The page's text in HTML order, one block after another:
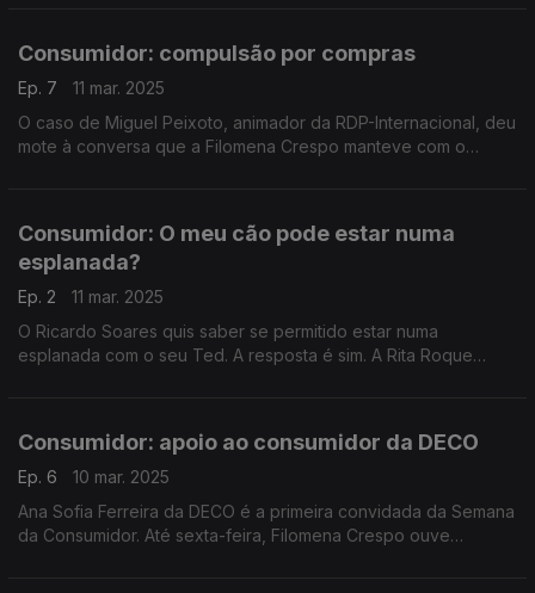
Consumidor: compulsão por compras
Ep. 7
11 mar. 2025
O caso de Miguel Peixoto, animador da RDP-Internacional, deu
mote à conversa que a Filomena Crespo manteve com o
Consumidor: O meu cão pode estar numa
esplanada?
Ep. 2
11 mar. 2025
O Ricardo Soares quis saber se permitido estar numa
esplanada com o seu Ted. A resposta é sim. A Rita Roque
Consumidor: apoio ao consumidor da DECO
Ep. 6
10 mar. 2025
Ana Sofia Ferreira da DECO é a primeira convidada da Semana
da Consumidor. Até sexta-feira, Filomena Crespo ouve